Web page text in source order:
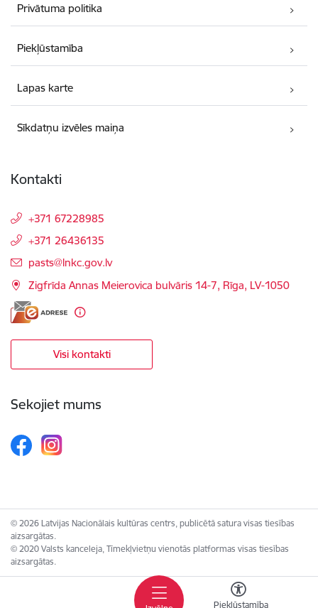
Piekļūstamība
Privātuma politika
Piekļūstamība
Lapas karte
Sīkdatņu izvēles maiņa
Kontakti
+371 67228985
+371 26436135
E-pasts:
pasts@lnkc.gov.lv
Zigfrīda Annas Meierovica bulvāris 14-7, Rīga, LV-1050
Visi kontakti
Sekojiet mums
© 2026 Latvijas Nacionālais kultūras centrs, publicētā satura visas tiesības
aizsargātas.
© 2020 Valsts kanceleja, Tīmekļvietņu vienotās platformas visas tiesības
aizsargātas.